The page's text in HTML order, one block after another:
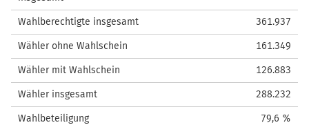
Wahlberechtigte insgesamt 361.937
Wähler ohne Wahlschein 161.349
Wähler mit Wahlschein 126.883
Wähler insgesamt 288.232
Wahlbeteiligung 79,6 %